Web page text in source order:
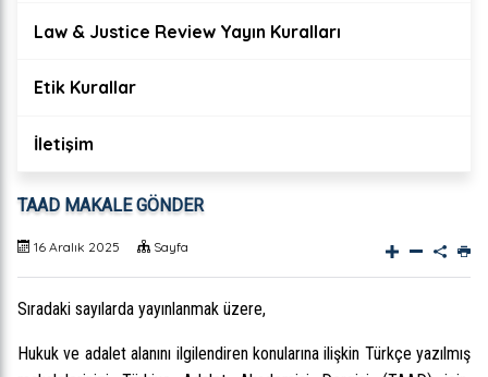
Law & Justice Review Yayın Kuralları
Etik Kurallar
İletişim
TAAD MAKALE GÖNDER
16 Aralık 2025 Sayfa
Sıradaki sayılarda yayınlanmak üzere,
Hukuk ve adalet alanını ilgilendiren konularına ilişkin Türkçe yazılmış